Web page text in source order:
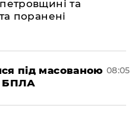
та
поранені
під масованою
БПЛА
08:05